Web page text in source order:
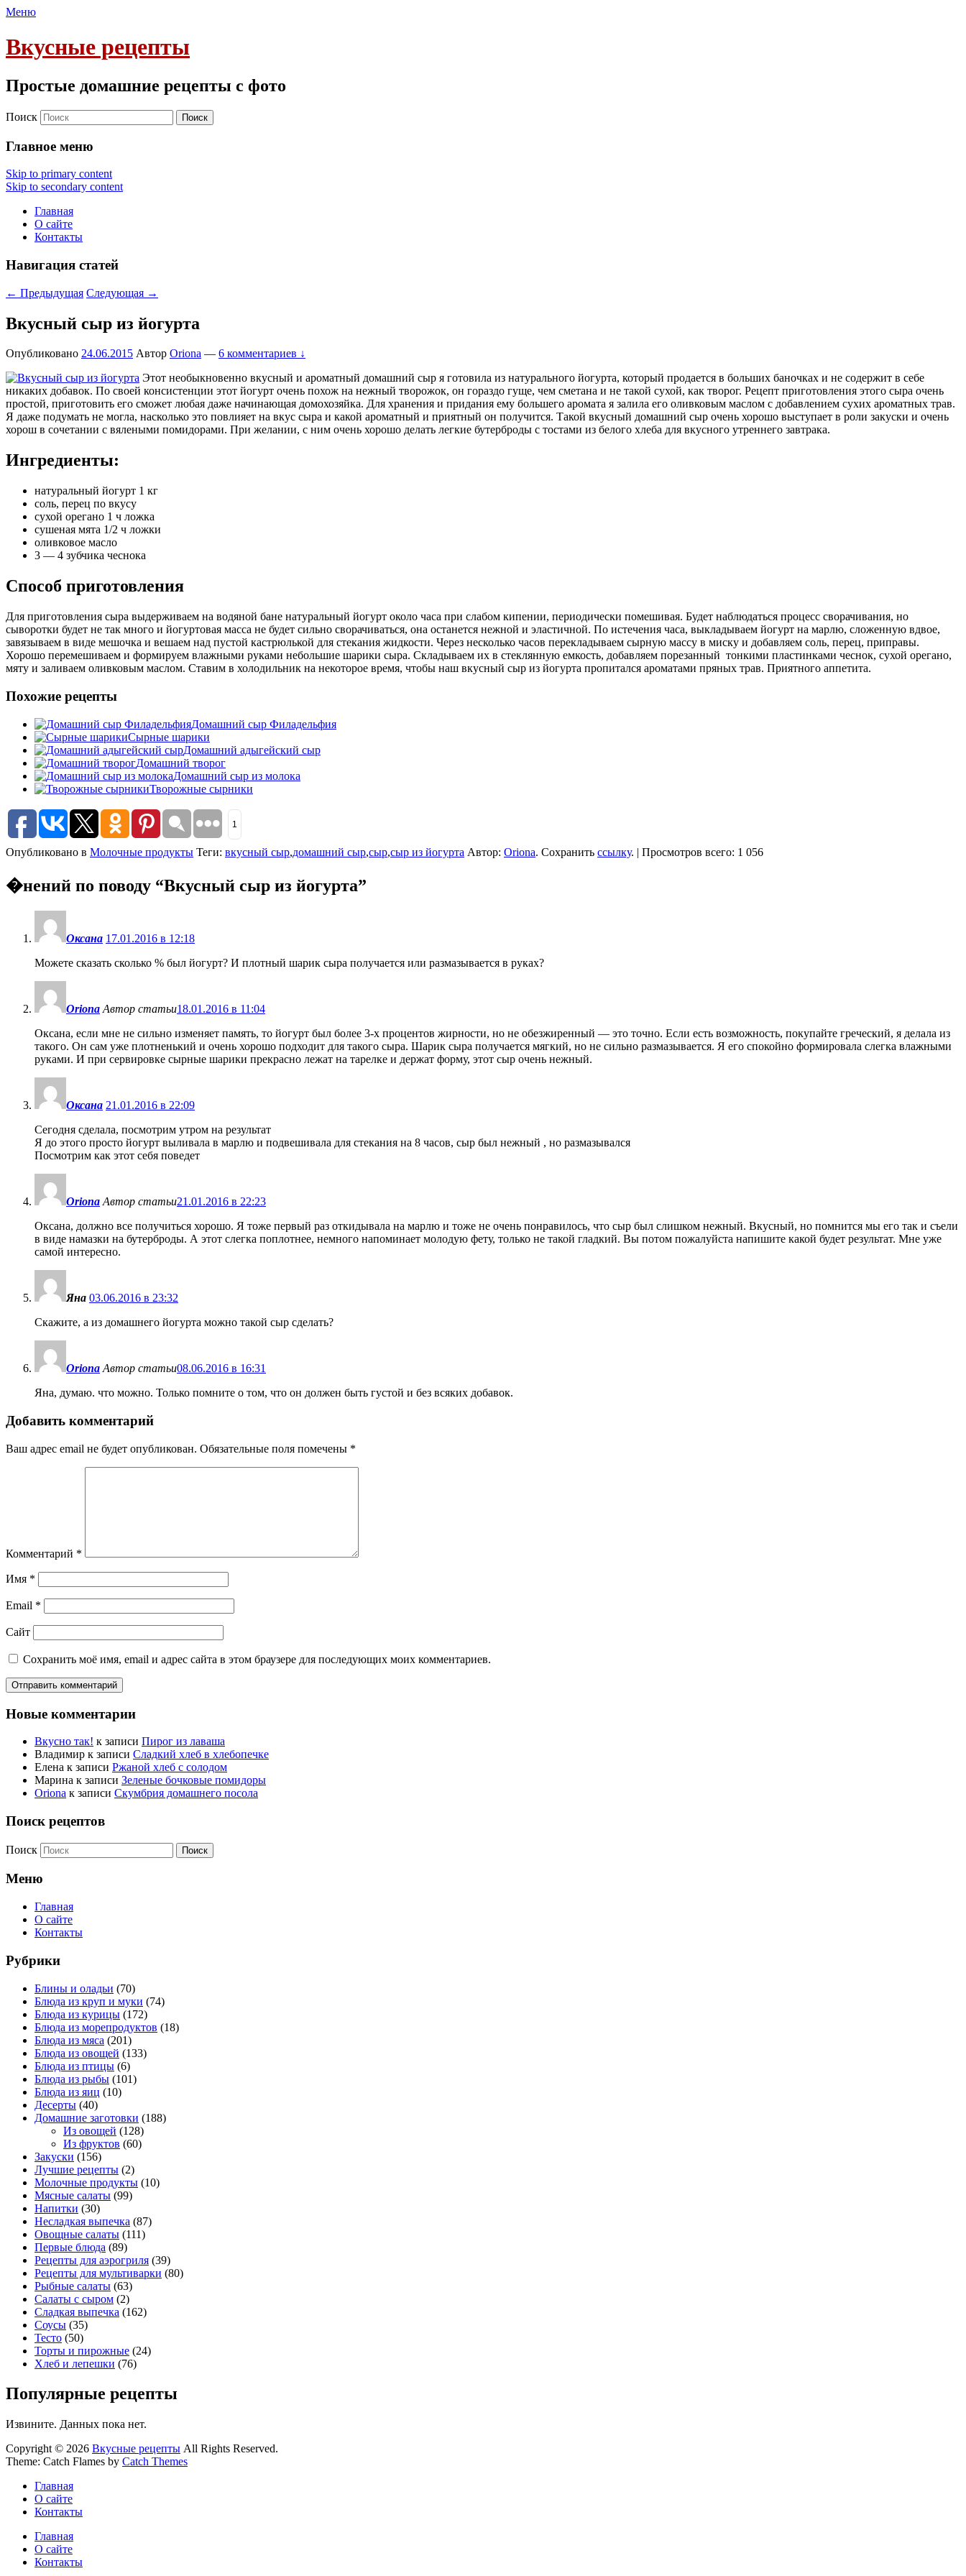
Меню
Вкусные рецепты
Простые домашние рецепты с фото
Поиск
Главное меню
Skip to primary content
Skip to secondary content
Главная
О сайте
Контакты
Навигация статей
← Предыдущая Следующая →
Вкусный сыр из йогурта
Опубликовано 24.06.2015 Автор Oriona — 6 комментариев ↓
Этот необыкновенно вкусный и ароматный домашний сыр я готовила из натурального йогурта, который продается в больших баночках и не содержит в себе
никаких добавок. По своей консистенции этот йогурт очень похож на нежный творожок, он гораздо гуще, чем сметана и не такой сухой, как творог. Рецепт приготовления этого сыра очень
простой, приготовить его сможет любая даже начинающая домохозяйка. Для хранения и придания ему большего аромата я залила его оливковым маслом с добавлением сухих ароматных трав.
Я даже подумать не могла, насколько это повлияет на вкус сыра и какой ароматный и приятный он получится. Такой вкусный домашний сыр очень хорошо выступает в роли закуски и очень
хорош в сочетании с вялеными помидорами. При желании, с ним очень хорошо делать легкие бутерброды с тостами из белого хлеба для вкусного утреннего завтрака.
Ингредиенты:
натуральный йогурт 1 кг
соль, перец по вкусу
сухой орегано 1 ч ложка
сушеная мята 1/2 ч ложки
оливковое масло
3 — 4 зубчика чеснока
Способ приготовления
Для приготовления сыра выдерживаем на водяной бане натуральный йогурт около часа при слабом кипении, периодически помешивая. Будет наблюдаться процесс сворачивания, но
сыворотки будет не так много и йогуртовая масса не будет сильно сворачиваться, она останется нежной и эластичной. По истечения часа, выкладываем йогурт на марлю, сложенную вдвое,
завязываем в виде мешочка и вешаем над пустой кастрюлькой для стекания жидкости. Через несколько часов перекладываем сырную массу в миску и добавляем соль, перец, приправы.
Хорошо перемешиваем и формируем влажными руками небольшие шарики сыра. Складываем их в стеклянную емкость, добавляем порезанный тонкими пластинками чеснок, сухой орегано,
мяту и заливаем оливковым маслом. Ставим в холодильник на некоторое время, чтобы наш вкусный сыр из йогурта пропитался ароматами пряных трав. Приятного аппетита.
Похожие рецепты
Домашний сыр Филадельфия
Сырные шарики
Домашний адыгейский сыр
Домашний творог
Домашний сыр из молока
Творожные сырники
1
Опубликовано в Молочные продукты Теги: вкусный сыр,домашний сыр,сыр,сыр из йогурта Автор: Oriona. Сохранить ссылку. | Просмотров всего: 1 056
�нений по поводу “Вкусный сыр из йогурта”
Оксана 17.01.2016 в 12:18
Можете сказать сколько % был йогурт? И плотный шарик сыра получается или размазывается в руках?
Oriona Автор статьи18.01.2016 в 11:04
Оксана, если мне не сильно изменяет память, то йогурт был более 3-х процентов жирности, но не обезжиренный — это точно. Если есть возможность, покупайте греческий, я делала из
такого. Он сам уже плотненький и очень хорошо подходит для такого сыра. Шарик сыра получается мягкий, но не сильно размазывается. Я его спокойно формировала слегка влажными
руками. И при сервировке сырные шарики прекрасно лежат на тарелке и держат форму, этот сыр очень нежный.
Оксана 21.01.2016 в 22:09
Сегодня сделала, посмотрим утром на результат
Я до этого просто йогурт выливала в марлю и подвешивала для стекания на 8 часов, сыр был нежный , но размазывался
Посмотрим как этот себя поведет
Oriona Автор статьи21.01.2016 в 22:23
Оксана, должно все получиться хорошо. Я тоже первый раз откидывала на марлю и тоже не очень понравилось, что сыр был слишком нежный. Вкусный, но помнится мы его так и съели
в виде намазки на бутерброды. А этот слегка поплотнее, немного напоминает молодую фету, только не такой гладкий. Вы потом пожалуйста напишите какой будет результат. Мне уже
самой интересно.
Яна 03.06.2016 в 23:32
Скажите, а из домашнего йогурта можно такой сыр сделать?
Oriona Автор статьи08.06.2016 в 16:31
Яна, думаю. что можно. Только помните о том, что он должен быть густой и без всяких добавок.
Добавить комментарий
Ваш адрес email не будет опубликован. Обязательные поля помечены *
Комментарий *
Имя *
Email *
Сайт
Сохранить моё имя, email и адрес сайта в этом браузере для последующих моих комментариев.
Новые комментарии
Вкусно так! к записи Пирог из лаваша
Владимир к записи Сладкий хлеб в хлебопечке
Елена к записи Ржаной хлеб с солодом
Марина к записи Зеленые бочковые помидоры
Oriona к записи Скумбрия домашнего посола
Поиск рецептов
Поиск
Меню
Главная
О сайте
Контакты
Рубрики
Блины и оладьи (70)
Блюда из круп и муки (74)
Блюда из курицы (172)
Блюда из морепродуктов (18)
Блюда из мяса (201)
Блюда из овощей (133)
Блюда из птицы (6)
Блюда из рыбы (101)
Блюда из яиц (10)
Десерты (40)
Домашние заготовки (188)
Из овощей (128)
Из фруктов (60)
Закуски (156)
Лучшие рецепты (2)
Молочные продукты (10)
Мясные салаты (99)
Напитки (30)
Несладкая выпечка (87)
Овощные салаты (111)
Первые блюда (89)
Рецепты для аэрогриля (39)
Рецепты для мультиварки (80)
Рыбные салаты (63)
Салаты с сыром (2)
Сладкая выпечка (162)
Соусы (35)
Тесто (50)
Торты и пирожные (24)
Хлеб и лепешки (76)
Популярные рецепты
Извините. Данных пока нет.
Copyright © 2026 Вкусные рецепты All Rights Reserved.
Theme: Catch Flames by Catch Themes
Главная
О сайте
Контакты
Главная
О сайте
Контакты